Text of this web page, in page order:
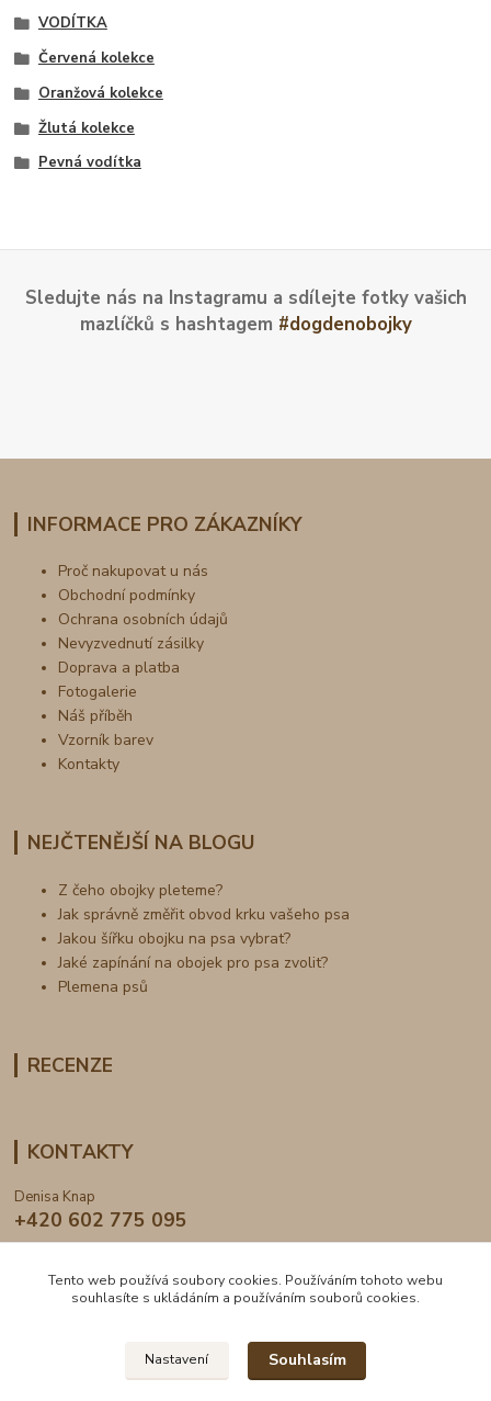
VODÍTKA
Červená kolekce
Oranžová kolekce
Žlutá kolekce
Pevná vodítka
Sledujte nás na Instagramu a sdílejte fotky vašich
mazlíčků s hashtagem #dogdenobojky
INFORMACE PRO ZÁKAZNÍKY
Proč nakupovat u nás
Obchodní podmínky
Ochrana osobních údajů
Nevyzvednutí zásilky
Doprava a platba
Fotogalerie
Náš příběh
Vzorník barev
Kontakty
NEJČTENĚJŠÍ NA BLOGU
Z čeho obojky pleteme?
Jak správně změřit obvod krku vašeho psa
Jakou šířku obojku na psa vybrat?
Jaké zapínání na obojek pro psa zvolit?
Plemena psů
RECENZE
KONTAKTY
Denisa Knap
+420 602 775 095
Tento web používá soubory cookies. Používáním tohoto webu
souhlasíte s ukládáním a používáním souborů cookies.
Nastavení Souhlasím